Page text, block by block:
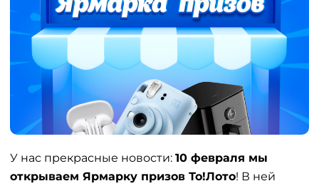
У нас прекрасные новости: 10 февраля мы
открываем Ярмарку призов То!Лото! В ней